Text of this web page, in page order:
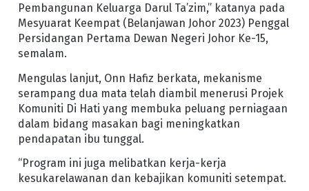
Pembangunan Keluarga Darul Ta’zim,” katanya pada
Mesyuarat Keempat (Belanjawan Johor 2023) Penggal
Persidangan Pertama Dewan Negeri Johor Ke-15,
semalam.
Mengulas lanjut, Onn Hafiz berkata, mekanisme
serampang dua mata telah diambil menerusi Projek
Komuniti Di Hati yang membuka peluang perniagaan
dalam bidang masakan bagi meningkatkan
pendapatan ibu tunggal.
“Program ini juga melibatkan kerja-kerja
kesukarelawanan dan kebajikan komuniti setempat.